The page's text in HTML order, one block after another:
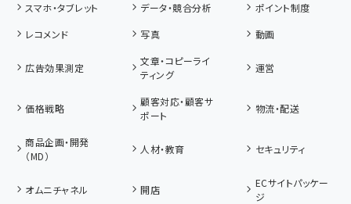
スマホ・タブレット
データ・競合分析
ポイント制度
レコメンド
写真 動画
広告効果測定
文章・コピーライ
ティング
運営
価格戦略
顧客対応・顧客サ
ポート
物流・配送
商品企画・開発
（MD）
人材・教育 セキュリティ
オムニチャネル 開店
ECサイトパッケー
ジ